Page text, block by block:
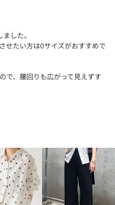
した。
せたい方は0サイズがおすすめで
で、腰回りも広がって見えずす